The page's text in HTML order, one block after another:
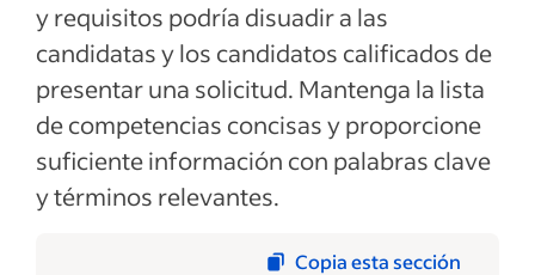
y requisitos podría disuadir a las
candidatas y los candidatos calificados de
presentar una solicitud. Mantenga la lista
de competencias concisas y proporcione
suficiente información con palabras clave
y términos relevantes.
Copia esta sección